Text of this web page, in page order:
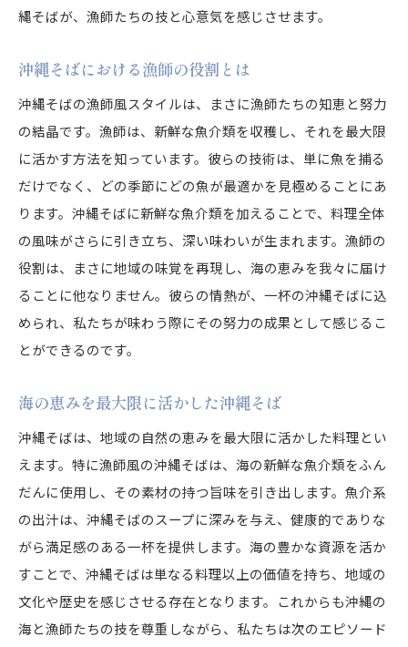
沖縄そばに宿る海の魂
沖縄の海の香りを届ける一杯が心に残る理由
沖縄そばが伝える海の香りの秘密
心に残る沖縄そばの香りの魅力
海の香りが広がる沖縄そばの魅力
沖縄そばの香りが心に残る理由
沖縄そばを通じて体感する海の魅力
縄そばが、漁師たちの技と心意気を感じさせます。
沖縄そばにおける漁師の役割とは
沖縄そばの漁師風スタイルは、まさに漁師たちの知恵と努力
の結晶です。漁師は、新鮮な魚介類を収穫し、それを最大限
に活かす方法を知っています。彼らの技術は、単に魚を捕る
だけでなく、どの季節にどの魚が最適かを見極めることにあ
ります。沖縄そばに新鮮な魚介類を加えることで、料理全体
の風味がさらに引き立ち、深い味わいが生まれます。漁師の
役割は、まさに地域の味覚を再現し、海の恵みを我々に届け
ることに他なりません。彼らの情熱が、一杯の沖縄そばに込
められ、私たちが味わう際にその努力の成果として感じるこ
とができるのです。
海の恵みを最大限に活かした沖縄そば
沖縄そばは、地域の自然の恵みを最大限に活かした料理とい
えます。特に漁師風の沖縄そばは、海の新鮮な魚介類をふん
だんに使用し、その素材の持つ旨味を引き出します。魚介系
の出汁は、沖縄そばのスープに深みを与え、健康的でありな
がら満足感のある一杯を提供します。海の豊かな資源を活か
すことで、沖縄そばは単なる料理以上の価値を持ち、地域の
文化や歴史を感じさせる存在となります。これからも沖縄の
海と漁師たちの技を尊重しながら、私たちは次のエピソード